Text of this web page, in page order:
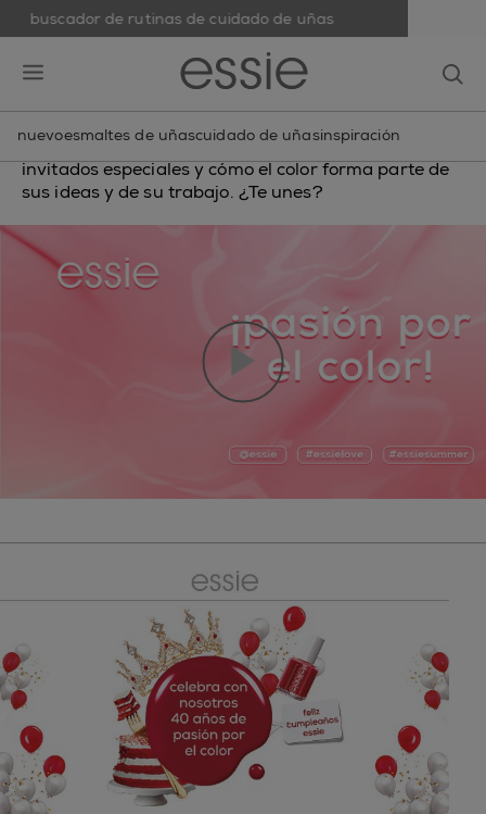
buscador de rutinas de cuidado de uñas
nuevoesmaltes de uñascuidado de uñasinspiración
¡Pasión por el color!
pasión por el color. Descubre quiénes son nuestros
invitados especiales y cómo el color forma parte de
sus ideas y de su trabajo. ¿Te unes?